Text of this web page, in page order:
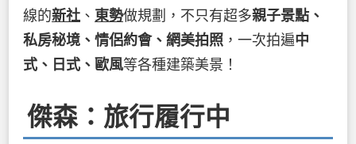
線的新社 、 東勢做規劃，不只有超多親子景點、
私房秘境、情侶約會、網美拍照 ，一次拍遍中
式、日式、歐風等各種建築美景！
傑森：旅行履行中